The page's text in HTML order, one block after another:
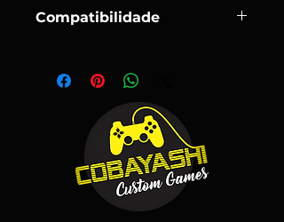
SÓ DISPONIBILIZAMOS PARA
VENDA ITENS EM CONDIÇÕES DE
e/ou seus componentes são
meramente ilustrativos, todos os
produtos contém fotos reais do
produto, mas em adicional imagens
ilustrativas;
Trata-se de um item RARO com
poucas unidades em estoque;
Todos os itens são testados antes
após confirmação de pagamento.
antecedência.
Correios o prazo segue o indicado de
acordo com o CEP colocado no ato
da compra e forma de envio escolhida.
(SEDEX, PAC etc..)
Compatibilidade